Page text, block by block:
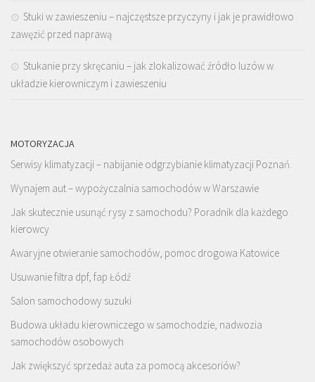
Stuki w zawieszeniu – najczęstsze przyczyny i jak je prawidłowo
zawęzić przed naprawą
Stukanie przy skręcaniu – jak zlokalizować źródło luzów w
układzie kierowniczym i zawieszeniu
MOTORYZACJA
Serwisy klimatyzacji – nabijanie odgrzybianie klimatyzacji Poznań.
Wynajem aut – wypożyczalnia samochodów w Warszawie
Jak skutecznie usunąć rysy z samochodu? Poradnik dla każdego
kierowcy
Awaryjne otwieranie samochodów, pomoc drogowa Katowice
Usuwanie filtra dpf, fap Łódź
Salon samochodowy suzuki
Budowa układu kierowniczego w samochodzie, nadwozia
samochodów osobowych
Jak zwiększyć sprzedaż auta za pomocą akcesoriów?